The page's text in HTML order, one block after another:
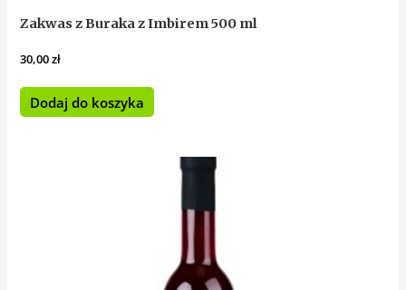
Zakwas z Buraka z Imbirem 500 ml
30,00zł
Dodaj do koszyka